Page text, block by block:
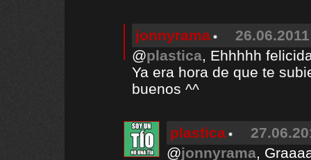
jonnyrama
@plastica, Ehhhhh
Ya era hora de que te
buenos ^^
plastica
@jonnyrama,